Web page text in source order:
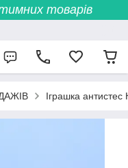
товарів
Іграшка